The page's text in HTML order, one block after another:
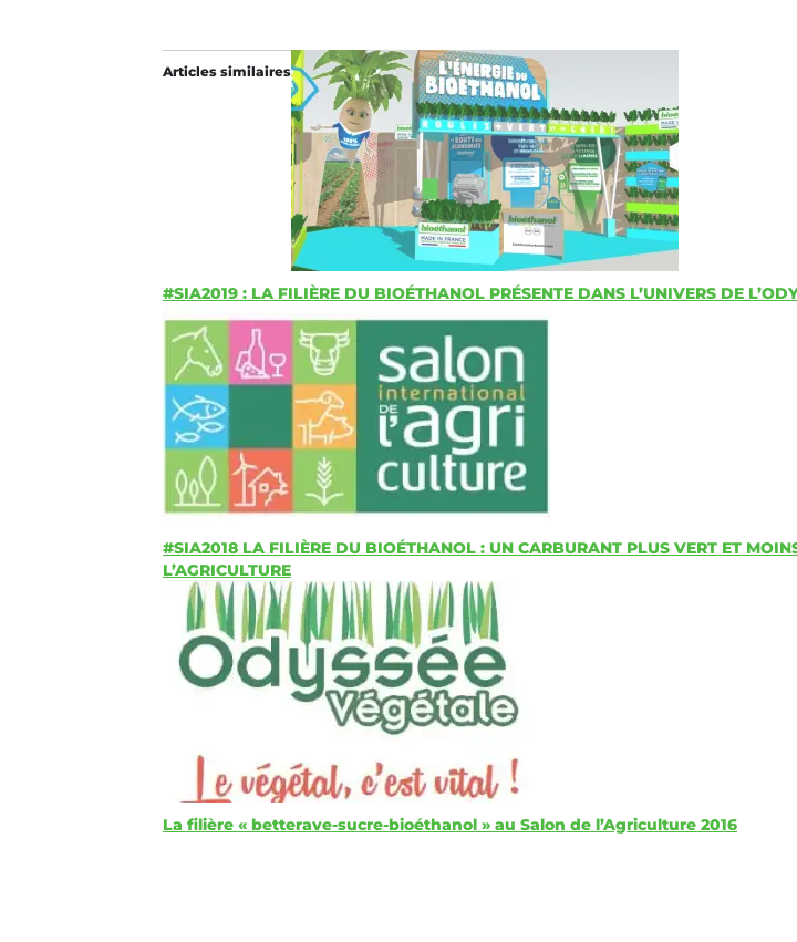
Articles similaires
#SIA2019 : LA FILIÈRE DU BIOÉTHANOL PRÉSENTE DANS L’UNIVERS DE
#SIA2018 LA FILIÈRE DU BIOÉTHANOL : UN CARBURANT PLUS VERT ET
L’AGRICULTURE
La filière « betterave-sucre-bioéthanol » au Salon de l’Agriculture 2016